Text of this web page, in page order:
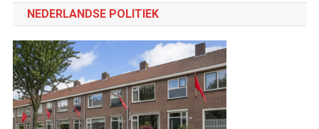
categorie
NEDERLANDSE POLITIEK